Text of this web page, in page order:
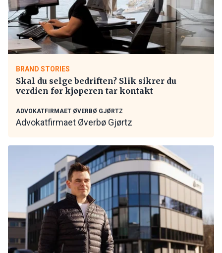
BRAND STORIES
Skal du selge bedriften? Slik sikrer du
verdien før kjøperen tar kontakt
ADVOKATFIRMAET ØVERBØ GJØRTZ
Advokatfirmaet Øverbø Gjørtz